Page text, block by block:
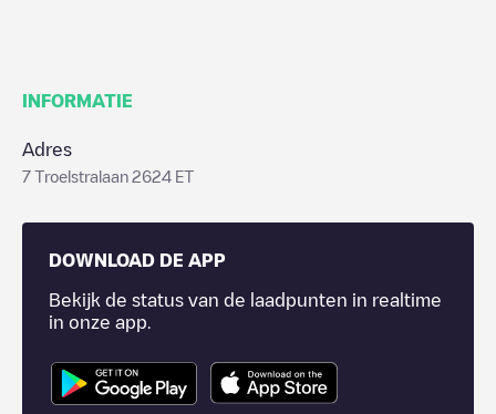
INFORMATIE
Adres
7 Troelstralaan 2624 ET
DOWNLOAD DE APP
Bekijk de status van de laadpunten in realtime
in onze app.